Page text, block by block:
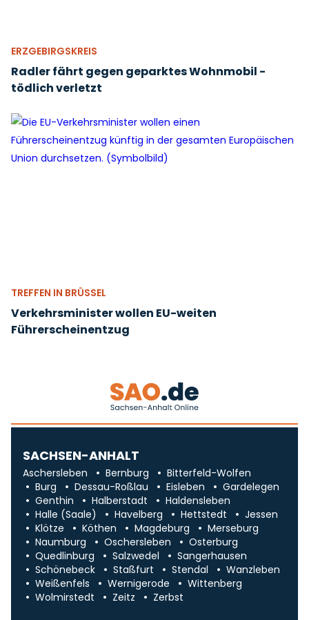
ERZGEBIRGSKREIS
Radler fährt gegen geparktes Wohnmobil -
tödlich verletzt
TREFFEN IN BRÜSSEL
Verkehrsminister wollen EU-weiten
Führerscheinentzug
SACHSEN-ANHALT
Aschersleben Bernburg
Bitterfeld-Wolfen
Burg
Dessau-Roßlau Eisleben
Gardelegen
Genthin
Halberstadt
Haldensleben
Halle (Saale)
Havelberg Hettstedt
Jessen
Klötze
Köthen Magdeburg
Merseburg
Naumburg
Oschersleben
Osterburg
Quedlinburg
Salzwedel
Sangerhausen
Schönebeck
Staßfurt Stendal
Wanzleben
Weißenfels
Wernigerode
Wittenberg
Wolmirstedt
Zeitz Zerbst